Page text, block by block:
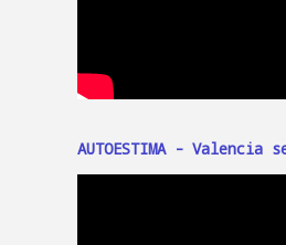
AUTOESTIMA - Valencia